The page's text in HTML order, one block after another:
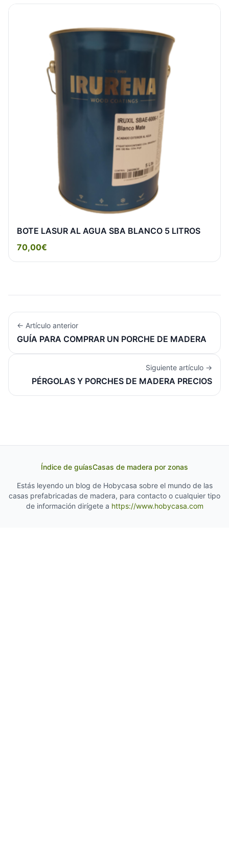
BOTE LASUR AL AGUA SBA BLANCO 5 LITROS
70,00€
← Artículo anterior
GUÍA PARA COMPRAR UN PORCHE DE MADERA
Siguiente artículo →
PÉRGOLAS Y PORCHES DE MADERA PRECIOS
Índice de guíasCasas de madera por zonas
Estás leyendo un blog de Hobycasa sobre el mundo de las
casas prefabricadas de madera, para contacto o cualquier tipo
de información dirígete a https://www.hobycasa.com